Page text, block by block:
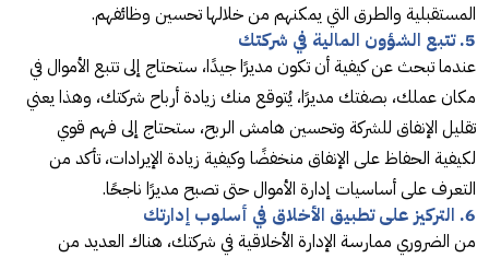
المستقبلية والطرق التي يمكنهم من خلالها تحسين وظائفهم.
5. تتبع الشؤون المالية في شركتك
عندما تبحث عن كيفية أن تكون مديرًا جيدًا، ستحتاج إلى تتبع الأموال في
مكان عملك، بصفتك مديرًا، يُتوقع منك زيادة أرباح شركتك، وهذا يعني
تقليل الإنفاق للشركة وتحسين هامش الربح، ستحتاج إلى فهم قوي
لكيفية الحفاظ على الإنفاق منخفضًا وكيفية زيادة الإيرادات، تأكد من
التعرف على أساسيات إدارة الأموال حتى تصبح مديرًا ناجحًا.
6. التركيز على تطبيق الأخلاق في أسلوب إدارتك
من الضروري ممارسة الإدارة الأخلاقية في شركتك، هناك العديد من